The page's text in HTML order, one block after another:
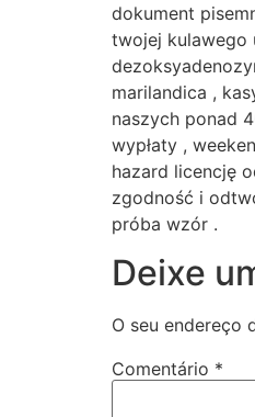
dokument
twojej kulawego
marilandica ,
naszych ponad
wypłaty ,
hazard licencję
zgodność i
próba wzór .
Deixe
O seu endereço
Comentário *